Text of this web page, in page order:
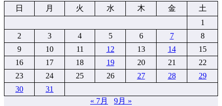
日
月 火 水 木 金
土
1
2
3 4 5 6 7
8
9
10 11 12 13 14
15
16
17 18 19 20 21
22
23
24 25 26 27 28
29
30
31
« 7月
9月 »